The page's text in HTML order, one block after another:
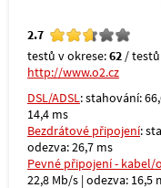
2.7
testů v okrese:62 /
http://www.o2.cz
DSL/ADSL: stahování:
14,4 ms
Bezdrátové připojení:
odezva: 26,7 ms
Pevné připojení - kabel/
22,8 Mb/s | odezva: 16,5